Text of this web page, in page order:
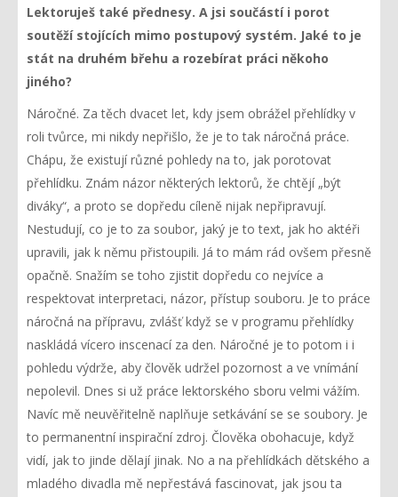
Lektoruješ také přednesy. A jsi součástí i porot
soutěží stojících mimo postupový systém. Jaké to je
stát na druhém břehu a rozebírat práci někoho
jiného?
Náročné. Za těch dvacet let, kdy jsem obrážel přehlídky v
roli tvůrce, mi nikdy nepřišlo, že je to tak náročná práce.
Chápu, že existují různé pohledy na to, jak porotovat
přehlídku. Znám názor některých lektorů, že chtějí „být
diváky“, a proto se dopředu cíleně nijak nepřipravují.
Nestudují, co je to za soubor, jaký je to text, jak ho aktéři
upravili, jak k němu přistoupili. Já to mám rád ovšem přesně
opačně. Snažím se toho zjistit dopředu co nejvíce a
respektovat interpretaci, názor, přístup souboru. Je to práce
náročná na přípravu, zvlášť když se v programu přehlídky
naskládá vícero inscenací za den. Náročné je to potom i i
pohledu výdrže, aby člověk udržel pozornost a ve vnímání
nepolevil. Dnes si už práce lektorského sboru velmi vážím.
Navíc mě neuvěřitelně naplňuje setkávání se se soubory. Je
to permanentní inspirační zdroj. Člověka obohacuje, když
vidí, jak to jinde dělají jinak. No a na přehlídkách dětského a
mladého divadla mě nepřestává fascinovat, jak jsou ta